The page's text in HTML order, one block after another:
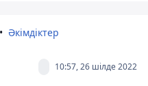
Әкімдіктер
10:57, 26 шілде 2022